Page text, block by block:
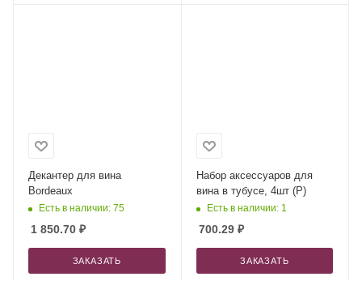
Декантер для вина
Bordeaux
Есть в наличии: 75
1 850.70 ₽
ЗАКАЗАТЬ
Набор аксессуаров для
вина в тубусе, 4шт (Р)
Есть в наличии: 1
700.29₽
ЗАКАЗАТЬ